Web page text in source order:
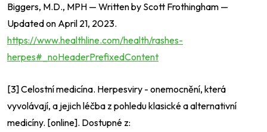
Biggers, M.D., MPH — Written by Scott Frothingham —
Updated on April 21, 2023.
https://www.healthline.com/health/rashes-
herpes#_noHeaderPrefixedContent
[3] Celostní medicína. Herpesviry - onemocnění, která
vyvolávají, a jejich léčba z pohledu klasické a alternativní
medicíny. [online]. Dostupné z: